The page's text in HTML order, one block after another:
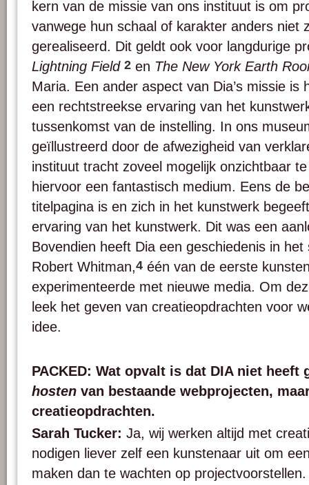
kern van de missie van ons instituut is om
vanwege hun schaal of karakter anders niet
gerealiseerd. Dit geldt ook voor langdurige
Lightning Field 2 en The New York Earth
Maria. Een ander aspect van Dia’s missie is
een rechtstreekse ervaring van het
tussenkomst van de instelling. In ons
geïllustreerd door de afwezigheid van
instituut tracht zoveel mogelijk onzichtbaar
hiervoor een fantastisch medium. Eens de
titelpagina is en zich in het kunstwerk
ervaring van het kunstwerk. Dit was een
Bovendien heeft Dia een geschiedenis in
Robert Whitman,4 één van de eerste
experimenteerde met nieuwe media. Om
leek het geven van creatieopdrachten voor
idee.
PACKED: Wat opvalt is dat DIA niet heeft
hosten van bestaande webprojecten,
creatieopdrachten.
Sarah Tucker: Ja, wij werken altijd met
nodigen liever zelf een kunstenaar uit om
maken dan te wachten op